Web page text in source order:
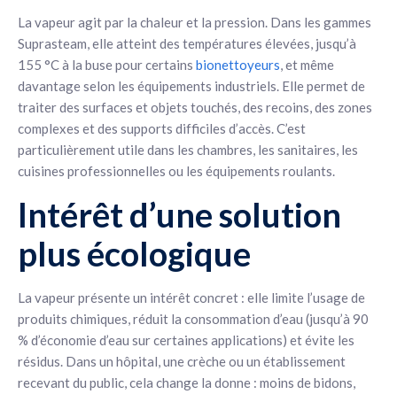
La vapeur agit par la chaleur et la pression. Dans les gammes
Suprasteam, elle atteint des températures élevées, jusqu’à
155 °C à la buse pour certains bionettoyeurs, et même
davantage selon les équipements industriels. Elle permet de
traiter des surfaces et objets touchés, des recoins, des zones
complexes et des supports difficiles d’accès. C’est
particulièrement utile dans les chambres, les sanitaires, les
cuisines professionnelles ou les équipements roulants.
Intérêt d’une solution
plus écologique
La vapeur présente un intérêt concret : elle limite l’usage de
produits chimiques, réduit la consommation d’eau (jusqu’à 90
% d’économie d’eau sur certaines applications) et évite les
résidus. Dans un hôpital, une crèche ou un établissement
recevant du public, cela change la donne : moins de bidons,